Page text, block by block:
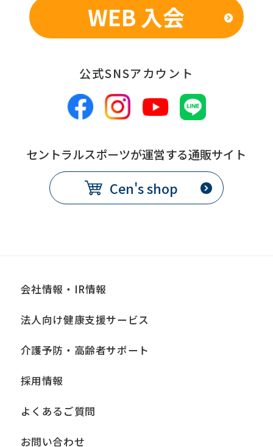
WEB 入会
公式SNSアカウント
セントラルスポーツが運営する通販サイト
Cen's shop
会社情報・IR情報
法人向け健康支援サービス
介護予防・高齢者サポート
採用情報
よくあるご質問
お問い合わせ